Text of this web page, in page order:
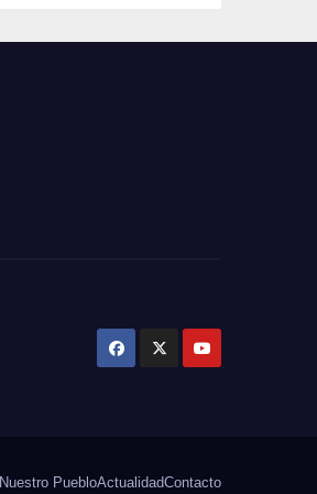
Nuestro PuebloActualidadContacto